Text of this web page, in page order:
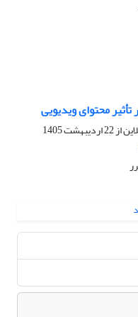
تأثیر محتوای ویدیویی
از22 اردیبهشت 1405